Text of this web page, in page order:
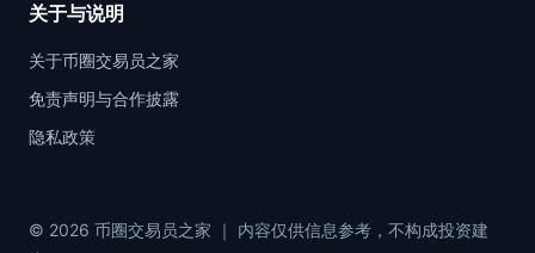
关于与说明
关于币圈交易员之家
免责声明与合作披露
隐私政策
© 2026 币圈交易员之家 ｜ 内容仅供信息参考，不构成投资建